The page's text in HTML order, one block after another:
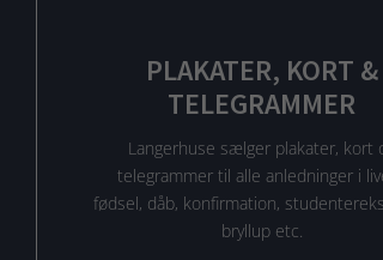
PLAKATER, KORT &
TELEGRAMMER
Langerhuse sælger plakater, kort
telegrammer til alle anledninger i
fødsel, dåb, konfirmation,
bryllup etc.